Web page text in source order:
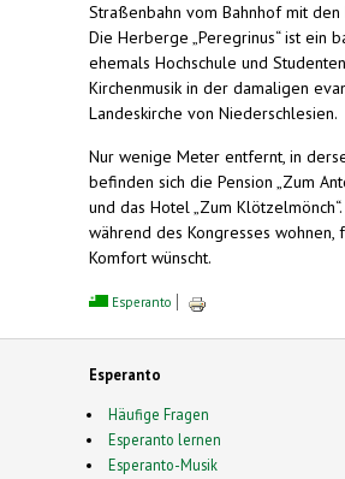
Straßenbahn vom Bahnhof mit den
Die Herberge „Peregrinus“ ist ein
ehemals Hochschule und
Kirchenmusik in der damaligen
Landeskirche von Niederschlesien.
Nur wenige Meter entfernt, in
befinden sich die Pension „Zum
und das Hotel „Zum
während des Kongresses wohnen,
Komfort wünscht.
Esperanto
Esperanto
Häufige Fragen
Esperanto lernen
Esperanto-Musik